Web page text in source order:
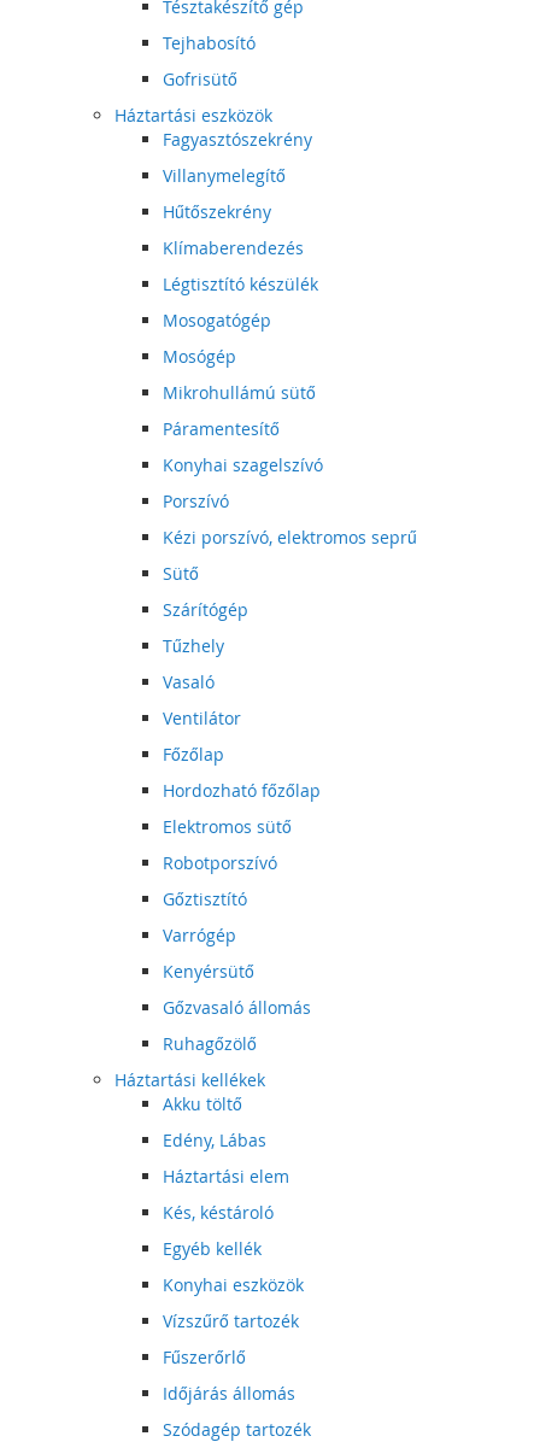
Tésztakészítő gép
Tejhabosító
Gofrisütő
Háztartási eszközök
Fagyasztószekrény
Villanymelegítő
Hűtőszekrény
Klímaberendezés
Légtisztító készülék
Mosogatógép
Mosógép
Mikrohullámú sütő
Páramentesítő
Konyhai szagelszívó
Porszívó
Kézi porszívó, elektromos seprű
Sütő
Szárítógép
Tűzhely
Vasaló
Ventilátor
Főzőlap
Hordozható főzőlap
Elektromos sütő
Robotporszívó
Gőztisztító
Varrógép
Kenyérsütő
Gőzvasaló állomás
Ruhagőzölő
Háztartási kellékek
Akku töltő
Edény, Lábas
Háztartási elem
Kés, késtároló
Egyéb kellék
Konyhai eszközök
Vízszűrő tartozék
Fűszerőrlő
Időjárás állomás
Szódagép tartozék